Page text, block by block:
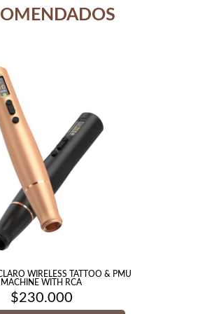
WIRELESS TATTOO & PMU
MACHINE WITH RCA
$230.000